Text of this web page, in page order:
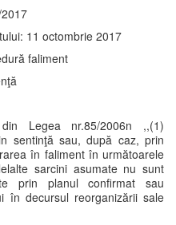
11 octombrie 2017
faliment
Legea nr.85/2006n ,,(1)
sentinţă sau, după caz, prin
în faliment în următoarele
sarcini asumate nu sunt
prin planul confirmat sau
în decursul reorganizării sale